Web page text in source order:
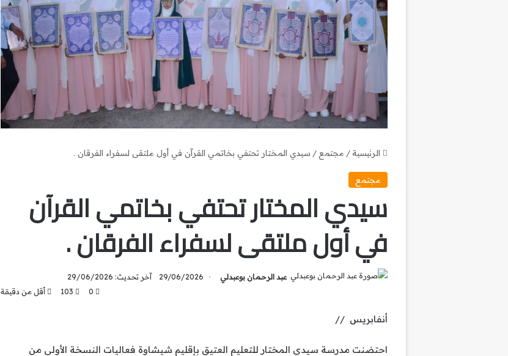
الرئيسية/ مجتمع / سيدي المختار تحتفي بخاتمي القرآن في أول ملتقى لسفراء الفرقان .
مجتمع
سيدي المختار تحتفي بخاتمي القرآن
في أول ملتقى لسفراء الفرقان .
عبد الرحمان بوعبدلي 29/06/2026
آخر تحديث: 29/06/2026
0
103 أقل من دقيقة
أنفابريس //
احتضنت مدرسة سيدي المختار للتعليم العتيق بإقليم شيشاوة فعاليات النسخة الأولى من